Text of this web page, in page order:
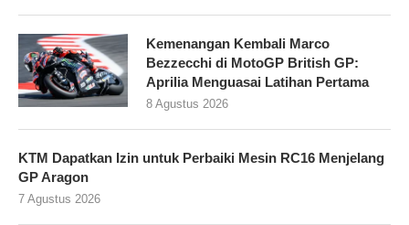
Kemenangan Kembali Marco
Bezzecchi di MotoGP British GP:
Aprilia Menguasai Latihan Pertama
8 Agustus 2026
KTM Dapatkan Izin untuk Perbaiki Mesin RC16 Menjelang
GP Aragon
7 Agustus 2026